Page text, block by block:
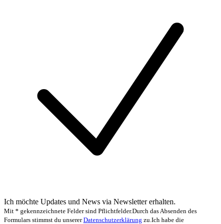
Ich möchte Updates und News via Newsletter erhalten.
Mit * gekennzeichnete Felder sind Pflichtfelder.Durch das Absenden des
Formulars stimmst du unserer Datenschutzerklärung zu. Ich habe die